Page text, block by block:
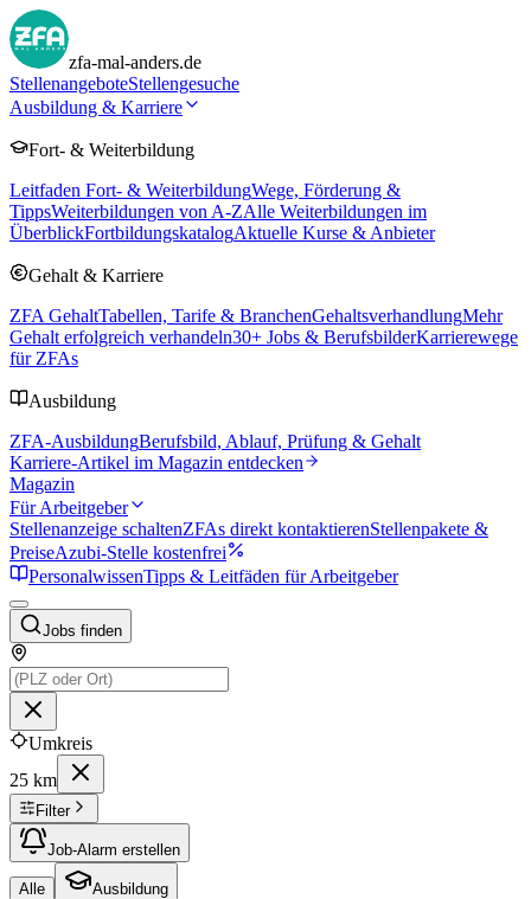
zfa-mal-anders.de
StellenangeboteStellengesuche
Ausbildung & Karriere
Fort- & Weiterbildung
Leitfaden Fort- & WeiterbildungWege, Förderung &
TippsWeiterbildungen von A-ZAlle Weiterbildungen im
ÜberblickFortbildungskatalogAktuelle Kurse & Anbieter
Gehalt & Karriere
ZFA GehaltTabellen, Tarife & BranchenGehaltsverhandlungMehr
Gehalt erfolgreich verhandeln30+ Jobs & BerufsbilderKarrierewege
für ZFAs
Ausbildung
ZFA-AusbildungBerufsbild, Ablauf, Prüfung & Gehalt
Karriere-Artikel im Magazin entdecken
Magazin
Für Arbeitgeber
Stellenanzeige schaltenZFAs direkt kontaktierenStellenpakete &
PreiseAzubi-Stelle kostenfrei
PersonalwissenTipps & Leitfäden für Arbeitgeber
Jobs finden
Umkreis
25 km
Filter
Job-Alarm erstellen
Alle Ausbildung